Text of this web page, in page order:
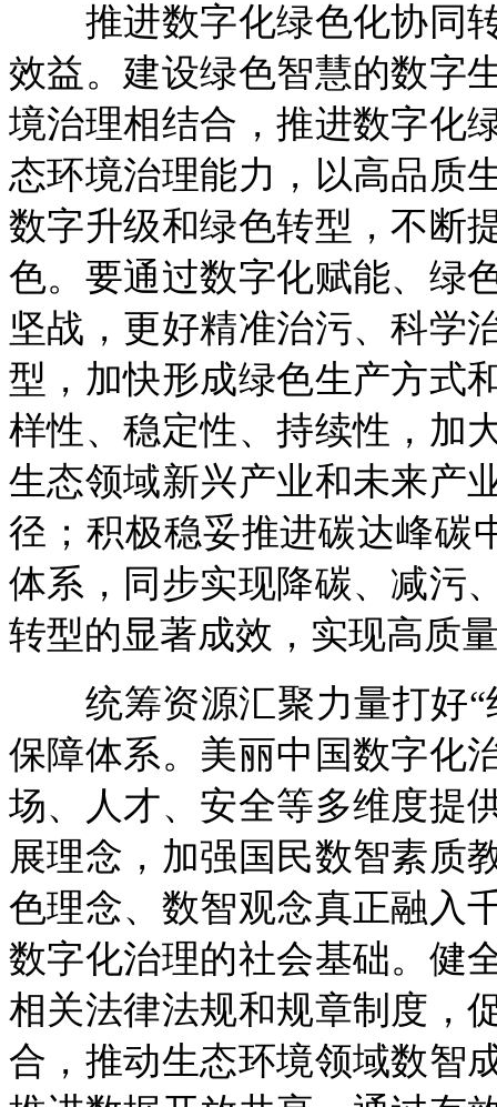
推进数字化绿色化协同转
效益。建设绿色智慧的数字
境治理相结合，推进数字化
态环境治理能力，以高品质
数字升级和绿色转型，不断
色。要通过数字化赋能、绿
坚战，更好精准治污、科学
型，加快形成绿色生产方式
样性、稳定性、持续性，加
生态领域新兴产业和未来产
径；积极稳妥推进碳达峰碳
体系，同步实现降碳、减污
转型的显著成效，实现高质
统筹资源汇聚力量打好“
保障体系。美丽中国数字化
场、人才、安全等多维度提
展理念，加强国民数智素质
色理念、数智观念真正融入
数字化治理的社会基础。健
相关法律法规和规章制度，
合，推动生态环境领域数智